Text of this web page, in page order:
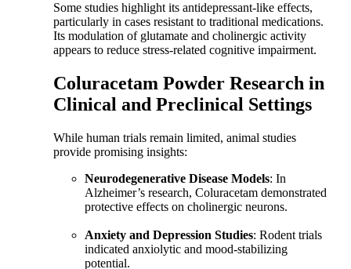
Some studies highlight its antidepressant-like effects,
particularly in cases resistant to traditional medications.
Its modulation of glutamate and cholinergic activity
appears to reduce stress-related cognitive impairment.
Coluracetam Powder Research in
Clinical and Preclinical Settings
While human trials remain limited, animal studies
provide promising insights:
Neurodegenerative Disease Models: In
Alzheimer’s research, Coluracetam demonstrated
protective effects on cholinergic neurons.
Anxiety and Depression Studies: Rodent trials
indicated anxiolytic and mood-stabilizing
potential.